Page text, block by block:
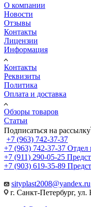
О компании
Новости
Отзывы
Контакты
Лицензии
Информация
Контакты
Реквизиты
Политика
Оплата и доставка
Обзоры товаров
Статьи
Подписаться на рассылку
+7 (963) 742-37-37
+7 (963) 742-37-37 Отдел
+7 (911) 290-05-25
+7 (903) 619-35-89
sityplast2008@yandex.ru
г. Санкт-Петербург,